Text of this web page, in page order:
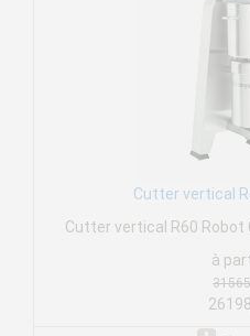
Cutter vertical
Cutter vertical R60 Robot
à